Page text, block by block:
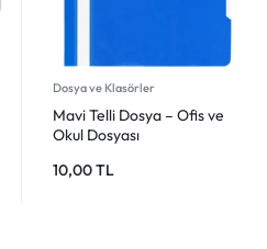
Ofis Ekipmanları
PASO 315 Pratik Bant
Kesme Aparatı – Ofis ve
50,00TL